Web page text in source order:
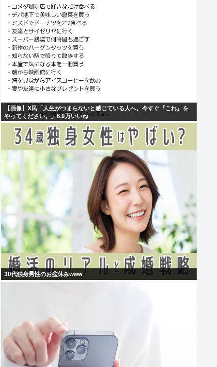
【画像】X民「人生がつまらないと感じている人へ。今すぐ『これ』を
やってください。」6.9万いいね
30代独身男性のお盆休みwww